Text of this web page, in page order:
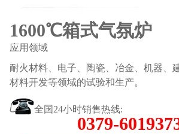
1600℃箱式气氛炉
应用领域
耐火材料、电子、陶瓷、冶金、机器、
材料开发等领域的试验和生产。
全国24小时销售热线:
0379-